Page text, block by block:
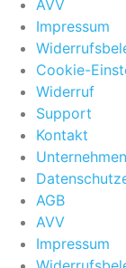
AVV
Impressum
Cookie-
Widerruf
Support
Kontakt
Unternehmen
AGB
AVV
Impressum